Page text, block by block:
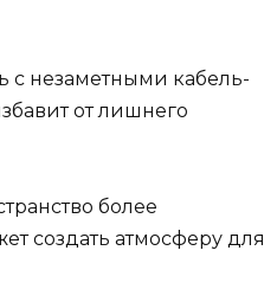
с незаметными кабель-
от лишнего
более
создать атмосферу для